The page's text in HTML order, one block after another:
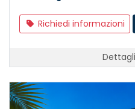
Richiedi informazioni